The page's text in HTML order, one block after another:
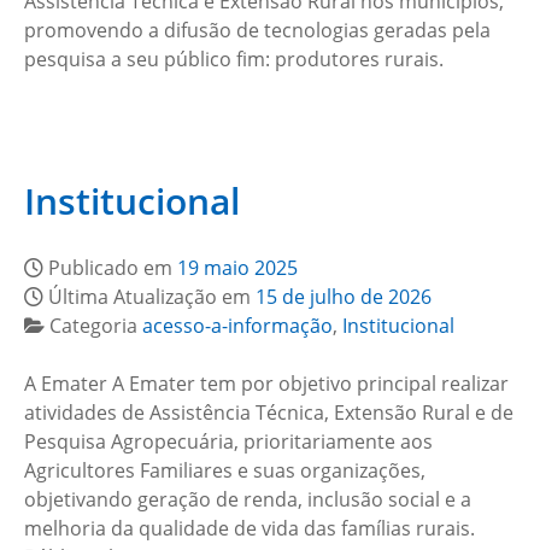
promovendo a difusão de tecnologias geradas pela
pesquisa a seu público fim: produtores rurais.
Institucional
Publicado em 19 maio 2025
Última Atualização em 15 de julho de 2026
Categoria acesso-a-informação, Institucional
A Emater A Emater tem por objetivo principal realizar
atividades de Assistência Técnica, Extensão Rural e de
Pesquisa Agropecuária, prioritariamente aos
Agricultores Familiares e suas organizações,
objetivando geração de renda, inclusão social e a
melhoria da qualidade de vida das famílias rurais.